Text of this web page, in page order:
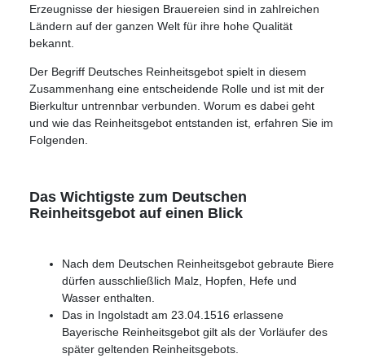
Erzeugnisse der hiesigen Brauereien sind in zahlreichen
Ländern auf der ganzen Welt für ihre hohe Qualität
bekannt.
Der Begriff Deutsches Reinheitsgebot spielt in diesem
Zusammenhang eine entscheidende Rolle und ist mit der
Bierkultur untrennbar verbunden. Worum es dabei geht
und wie das Reinheitsgebot entstanden ist, erfahren Sie im
Folgenden.
Das Wichtigste zum Deutschen
Reinheitsgebot auf einen Blick
Nach dem Deutschen Reinheitsgebot gebraute Biere
dürfen ausschließlich Malz, Hopfen, Hefe und
Wasser enthalten.
Das in Ingolstadt am 23.04.1516 erlassene
Bayerische Reinheitsgebot gilt als der Vorläufer des
später geltenden Reinheitsgebots.